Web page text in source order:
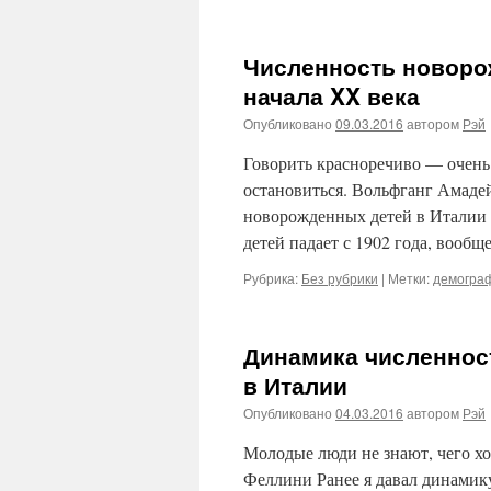
Численность
начала XX века
Опубликовано 09.03.2016 автором Рэй
Говорить красноречиво —
остановиться. Вольфганг
новорожденных детей в Италии
детей падает с 1902 года,
Рубрика: Без рубрики | Метки:
Динамика
в Италии
Опубликовано 04.03.2016 автором Рэй
Молодые люди не знают, чего
Феллини Ранее я давал